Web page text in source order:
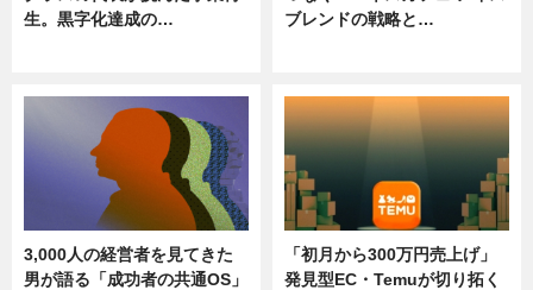
生。黒字化達成の…
ブレンドの戦略と…
3,000人の経営者を見てきた
男が語る「成功者の共通OS」
「初月から300万円売上げ」
発見型EC・Temuが切り拓く